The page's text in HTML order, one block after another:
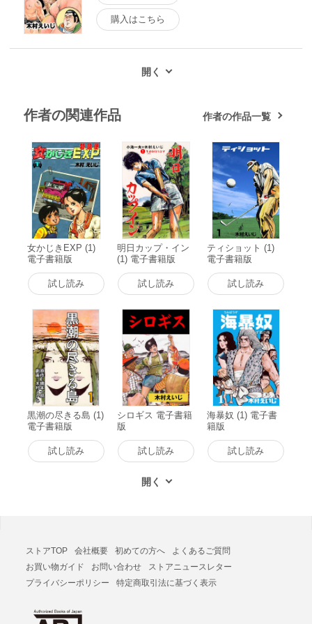
購入はこちら
作者の関連作品 作者の作品一覧
女かじきEXP (1)
電子書籍版
試し読み
明日カップ・イン
(1) 電子書籍版
試し読み
ティショット (1)
電子書籍版
試し読み
黒潮の尽きる島 (1)
電子書籍版
試し読み
シロギス 電子書籍
版
試し読み
海暴奴 (1) 電子書
籍版
試し読み
ストアTOP 会社概要 初めての方へ
よくあるご質問
お買い物ガイド
お問い合わせ
ストアニュースレター
プライバシーポリシー
特定商取引法に基づく表示